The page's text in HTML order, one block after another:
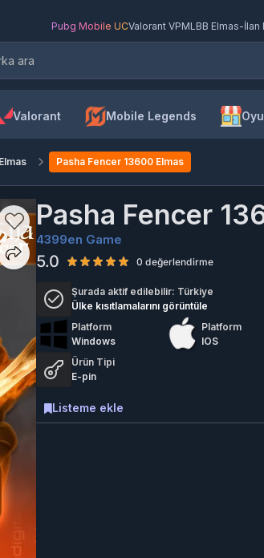
Pubg Mobile UCValorant VPMLBB Elmas-İlan
Valorant Mobile Legends
Pasha Fencer 13600 Elmas
Pasha Fencer
4399en Game
5.0 0 değerlendirme
Şurada aktif edilebilir: Türkiye
Ülke kısıtlamalarını görüntüle
Platform
Windows
Platform
IOS
Ürün Tipi
E-pin
Listeme ekle